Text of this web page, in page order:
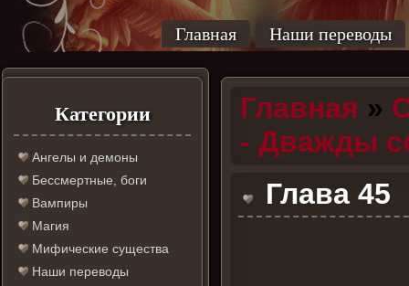
Главная Наши переводы
Категории
Ангелы и демоны
Бессмертные, боги
Вампиры
Магия
Мифические существа
Наши переводы
Главная »
- Дважды
Глава 45